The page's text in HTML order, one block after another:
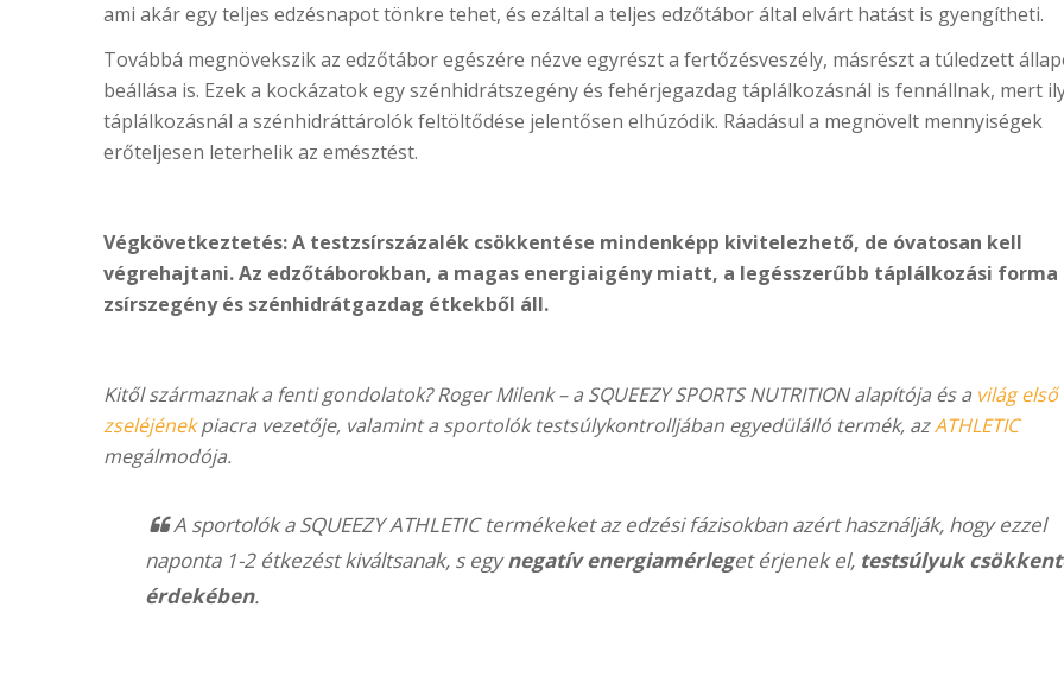
ami akár egy teljes edzésnapot tönkre tehet, és ezáltal a teljes edzőtábor által elvárt hatást is gyengítheti.
Továbbá megnövekszik az edzőtábor egészére nézve egyrészt a fertőzésveszély, másrészt a túledzett
beállása is. Ezek a kockázatok egy szénhidrátszegény és fehérjegazdag táplálkozásnál is fennállnak, mert
táplálkozásnál a szénhidráttárolók feltöltődése jelentősen elhúzódik. Ráadásul a megnövelt mennyiségek
erőteljesen leterhelik az emésztést.
Végkövetkeztetés: A testzsírszázalék csökkentése mindenképp kivitelezhető, de óvatosan kell
végrehajtani. Az edzőtáborokban, a magas energiaigény miatt, a legésszerűbb táplálkozási forma
zsírszegény és szénhidrátgazdag étkekből áll.
Kitől származnak a fenti gondolatok? Roger Milenk – a SQUEEZY SPORTS NUTRITION alapítója és a világ
zseléjénekpiacra vezetője, valamint a sportolók testsúlykontrolljában egyedülálló termék, azATHLETIC
megálmodója.
A sportolók a SQUEEZY ATHLETIC termékeket az edzési fázisokban azért használják, hogy ezzel
naponta 1-2 étkezést kiváltsanak, s egynegatív energiamérleget érjenek el, testsúlyuk
érdekében.